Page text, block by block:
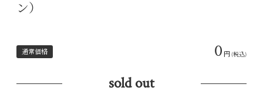
ン）
通常価格 0 円(税込)
sold out